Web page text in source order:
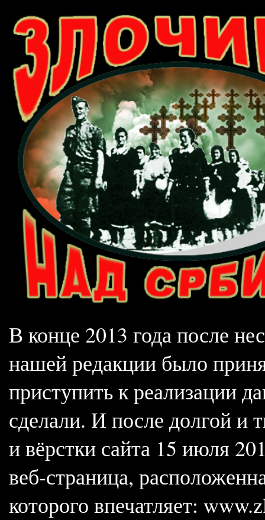
В конце 2013 года после
нашей редакции было
приступить к реализации
сделали. И после долгой и
и вёрстки сайта 15 июля
веб-страница,
которого впечатляет: